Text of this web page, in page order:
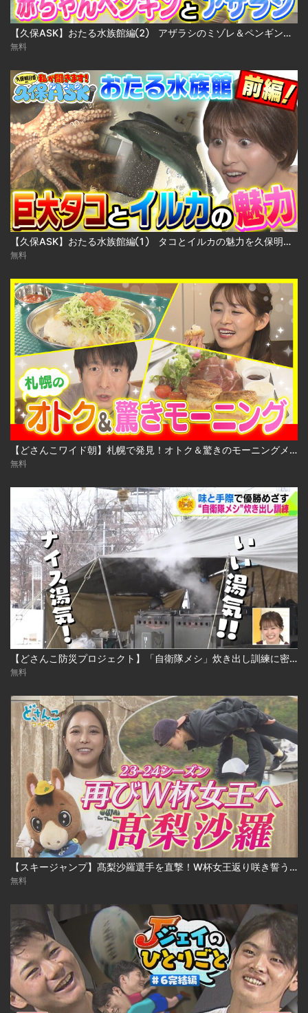
【久保ASK】おたる水族館編② アザラシのミゾレ＆ペンギンの魅力を聞く！
無料
【久保ASK】おたる水族館編① タコとイルカの魅力を久保明日香アナがインタビュー
無料
【どさんこワイド朝】札幌で発見！オトク＆驚きのモーニングメニュー
無料
【どさんこ防災プロジェクト】「自衛隊メシ」炊き出し訓練に密着！
無料
【スキージャンプ】髙梨沙羅選手を直撃！W杯女王返り咲き誓う ※2023年10月31日 放送
無料